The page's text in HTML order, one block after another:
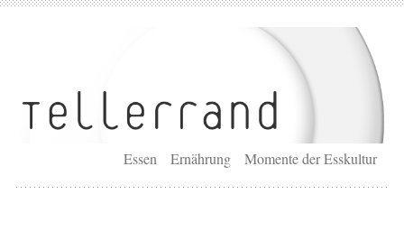
Essen Ernährung Momente der Esskultur